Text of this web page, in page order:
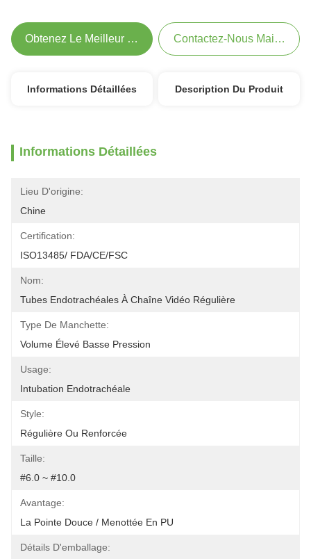
Obtenez Le Meilleur Prix Contactez-Nous Maintenant
Informations Détaillées Description Du Produit
Informations Détaillées
Lieu D'origine:
Chine
Certification:
ISO13485/ FDA/CE/FSC
Nom:
Tubes Endotrachéales À Chaîne Vidéo Régulière
Type De Manchette:
Volume Élevé Basse Pression
Usage:
Intubation Endotrachéale
Style:
Régulière Ou Renforcée
Taille:
#6.0 ~ #10.0
Avantage:
La Pointe Douce / Menottée En PU
Détails D'emballage: